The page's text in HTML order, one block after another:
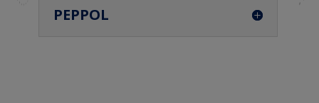
PEPPOL